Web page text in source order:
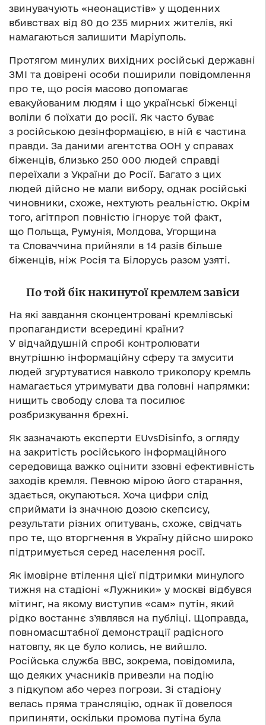
звинувачують «неонацистів» у щоденних
вбивствах від 80 до 235 мирних жителів, які
намагаються залишити Маріуполь.
Протягом минулих вихідних російські державні
ЗМІ та довірені особи поширили повідомлення
про те, що росія масово допомагає
евакуйованим людям і що українські біженці
воліли б поїхати до росії. Як часто буває
з російською дезінформацією, в ній є частина
правди. За даними агентства ООН у справах
біженців, близько 250 000 людей справді
переїхали з України до Росії. Багато з цих
людей дійсно не мали вибору, однак російські
чиновники, схоже, нехтують реальністю. Окрім
того, агітпроп повністю ігнорує той факт,
що Польща, Румунія, Молдова, Угорщина
та Словаччина прийняли в 14 разів більше
біженців, ніж Росія та Білорусь разом узяті.
По той бік накинутої кремлем завіси
На які завдання сконцентровані кремлівські
пропагандисти всередині країни?
У відчайдушній спробі контролювати
внутрішню інформаційну сферу та змусити
людей згуртуватися навколо триколору кремль
намагається утримувати два головні напрямки:
нищить свободу слова та посилює
розбризкування брехні.
Як зазначають експерти EUvsDisinfo, з огляду
на закритість російського інформаційного
середовища важко оцінити ззовні ефективність
заходів кремля. Певною мірою його старання,
здається, окупаються. Хоча цифри слід
сприймати із значною дозою скепсису,
результати різних опитувань, схоже, свідчать
про те, що вторгнення в Україну дійсно широко
підтримується серед населення росії.
Як імовірне втілення цієї підтримки минулого
тижня на стадіоні «Лужники» у москві відбувся
мітинг, на якому виступив «сам» путін, який
рідко востаннє з’являвся на публіці. Щоправда,
повномасштабної демонстрації радісного
натовпу, як це було колись, не вийшло.
Російська служба ВВС, зокрема, повідомила,
що деяких учасників привезли на подію
з підкупом або через погрози. Зі стадіону
велась пряма трансляцію, однак її довелося
припиняти, оскільки промова путіна була